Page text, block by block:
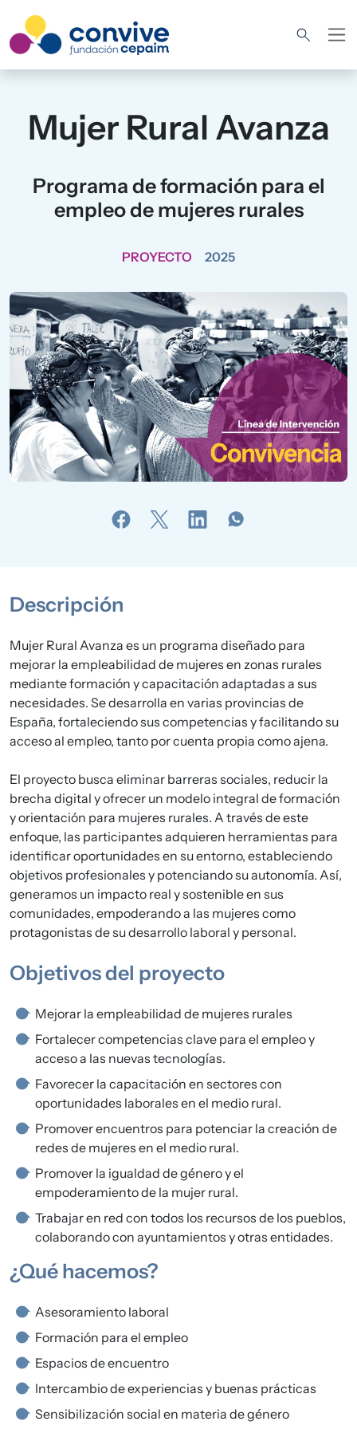
Mujer Rural Avanza
Programa de formación para el
empleo de mujeres rurales
PROYECTO 2025
Descripción
Mujer Rural Avanza es un programa diseñado para
mejorar la empleabilidad de mujeres en zonas rurales
mediante formación y capacitación adaptadas a sus
necesidades. Se desarrolla en varias provincias de
España, fortaleciendo sus competencias y facilitando su
acceso al empleo, tanto por cuenta propia como ajena.
El proyecto busca eliminar barreras sociales, reducir la
brecha digital y ofrecer un modelo integral de formación
y orientación para mujeres rurales. A través de este
enfoque, las participantes adquieren herramientas para
identificar oportunidades en su entorno, estableciendo
objetivos profesionales y potenciando su autonomía. Así,
generamos un impacto real y sostenible en sus
comunidades, empoderando a las mujeres como
protagonistas de su desarrollo laboral y personal.
Objetivos del proyecto
Mejorar la empleabilidad de mujeres rurales
Fortalecer competencias clave para el empleo y
acceso a las nuevas tecnologías.
Favorecer la capacitación en sectores con
oportunidades laborales en el medio rural.
Promover encuentros para potenciar la creación de
redes de mujeres en el medio rural.
Promover la igualdad de género y el
empoderamiento de la mujer rural.
Trabajar en red con todos los recursos de los pueblos,
colaborando con ayuntamientos y otras entidades.
¿Qué hacemos?
Asesoramiento laboral
Formación para el empleo
Espacios de encuentro
Intercambio de experiencias y buenas prácticas
Sensibilización social en materia de género